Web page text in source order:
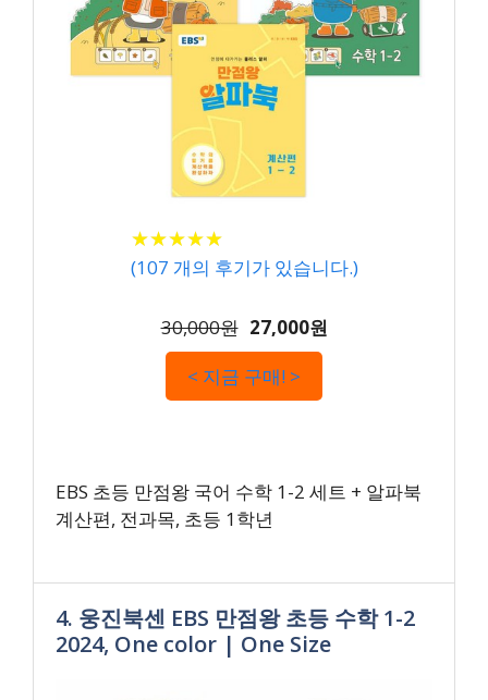
★★★★★
★★★★★
(107 개의 후기가 있습니다.)
30,000원 27,000원
< 지금 구매! >
EBS 초등 만점왕 국어 수학 1-2 세트 + 알파북
계산편, 전과목, 초등 1학년
4. 웅진북센 EBS 만점왕 초등 수학 1-2
2024, One color | One Size